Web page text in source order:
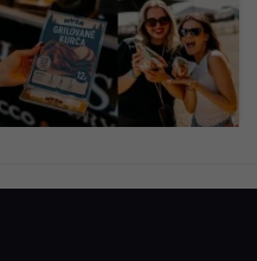
Gastro na
LOVESTREAME: Polovica
kuraťa za 12 eur a smash
burger za 10 eur
(PREHĽAD CIEN)